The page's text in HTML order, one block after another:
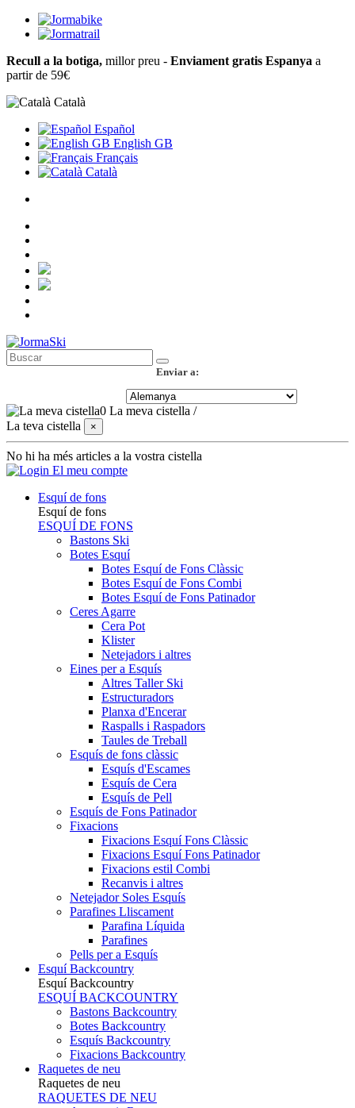
Recull a la botiga, millor preu - Enviament gratis Espanya a
partir de 59€
Català
Español
English GB
Français
Català
Enviar a:
0 La meva cistella /
La teva cistella
×
No hi ha més articles a la vostra cistella
El meu compte
Esquí de fons
Esquí de fons
ESQUÍ DE FONS
Bastons Ski
Botes Esquí
Botes Esquí de Fons Clàssic
Botes Esquí de Fons Combi
Botes Esquí de Fons Patinador
Ceres Agarre
Cera Pot
Klister
Netejadors i altres
Eines per a Esquís
Altres Taller Ski
Estructuradors
Planxa d'Encerar
Raspalls i Raspadors
Taules de Treball
Esquís de fons clàssic
Esquís d'Escames
Esquís de Cera
Esquís de Pell
Esquís de Fons Patinador
Fixacions
Fixacions Esquí Fons Clàssic
Fixacions Esquí Fons Patinador
Fixacions estil Combi
Recanvis i altres
Netejador Soles Esquís
Parafines Lliscament
Parafina Líquida
Parafines
Pells per a Esquís
Esquí Backcountry
Esquí Backcountry
ESQUÍ BACKCOUNTRY
Bastons Backcountry
Botes Backcountry
Esquís Backcountry
Fixacions Backcountry
Raquetes de neu
Raquetes de neu
RAQUETES DE NEU